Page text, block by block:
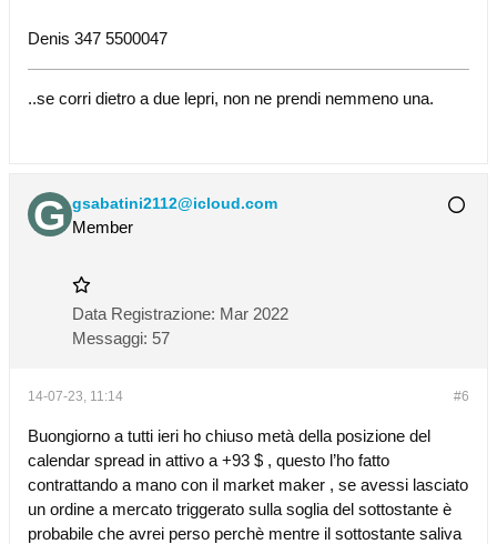
Denis 347 5500047
..se corri dietro a due lepri, non ne prendi nemmeno una.
gsabatini2112@icloud.com
Member
Data Registrazione: Mar 2022
Messaggi: 57
#6
14-07-23, 11:14
Buongiorno a tutti ieri ho chiuso metà della posizione del
calendar spread in attivo a +93 $ , questo l’ho fatto
contrattando a mano con il market maker , se avessi lasciato
un ordine a mercato triggerato sulla soglia del sottostante è
probabile che avrei perso perchè mentre il sottostante saliva